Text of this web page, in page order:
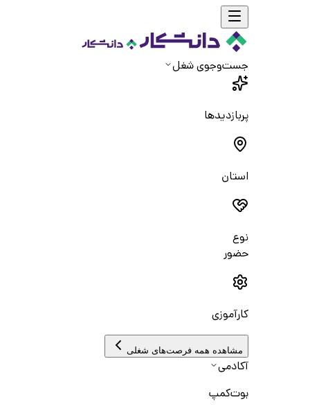
جست‌و‌جوی شغل
پربازدیدها
استان
نوع
حضور
کارآموزی
مشاهده همه فرصت‌های شغلی
آکادمی
بوت‌کمپ